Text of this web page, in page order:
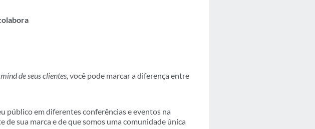
de seus clientes, você pode marcar a diferença entre
público em diferentes conferências e eventos na
sua marca e de que somos uma comunidade única